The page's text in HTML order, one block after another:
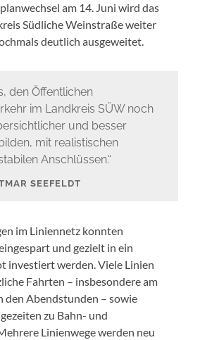
am 14. Juni wird das
Südliche Weinstraße weiter
deutlich ausgeweitet.
den Öffentlichen
im Landkreis SÜW noch
und besser
mit realistischen
Anschlüssen.“
SEEFELDT
im Liniennetz konnten
und gezielt in ein
investiert werden. Viele Linien
Fahrten – insbesondere am
den Abendstunden – sowie
zu Bahn- und
Linienwege werden neu